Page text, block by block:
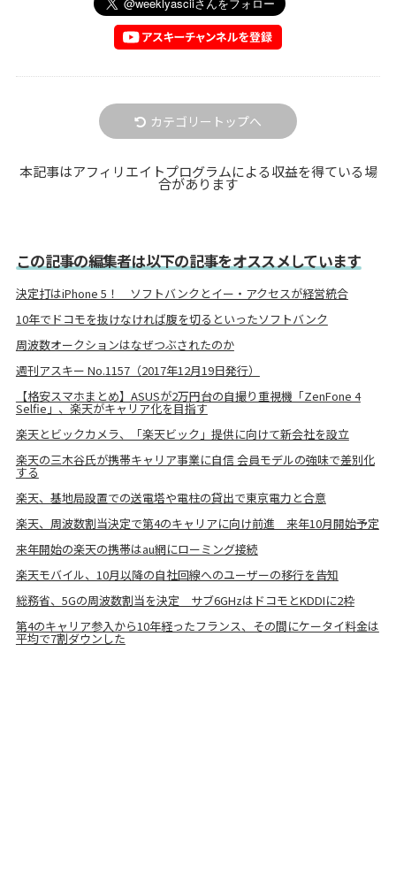
カテゴリートップへ
本記事はアフィリエイトプログラムによる収益を得ている場
合があります
この記事の編集者は以下の記事をオススメしています
決定打はiPhone 5！ ソフトバンクとイー・アクセスが経営統合
10年でドコモを抜けなければ腹を切るといったソフトバンク
周波数オークションはなぜつぶされたのか
週刊アスキー No.1157（2017年12月19日発行）
【格安スマホまとめ】ASUSが2万円台の自撮り重視機「ZenFone 4
Selfie」、楽天がキャリア化を目指す
楽天とビックカメラ、「楽天ビック」提供に向けて新会社を設立
楽天の三木谷氏が携帯キャリア事業に自信 会員モデルの強味で差別化
する
楽天、基地局設置での送電塔や電柱の貸出で東京電力と合意
楽天、周波数割当決定で第4のキャリアに向け前進 来年10月開始予定
来年開始の楽天の携帯はau網にローミング接続
楽天モバイル、10月以降の自社回線へのユーザーの移行を告知
総務省、5Gの周波数割当を決定 サブ6GHzはドコモとKDDIに2枠
第4のキャリア参入から10年経ったフランス、その間にケータイ料金は
平均で7割ダウンした